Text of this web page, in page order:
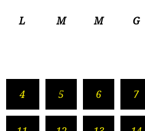
L M M G
4 5 6 7